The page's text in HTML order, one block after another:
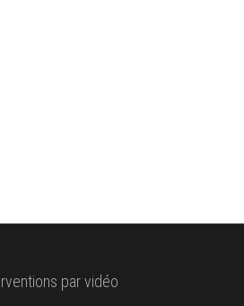
par vidéo